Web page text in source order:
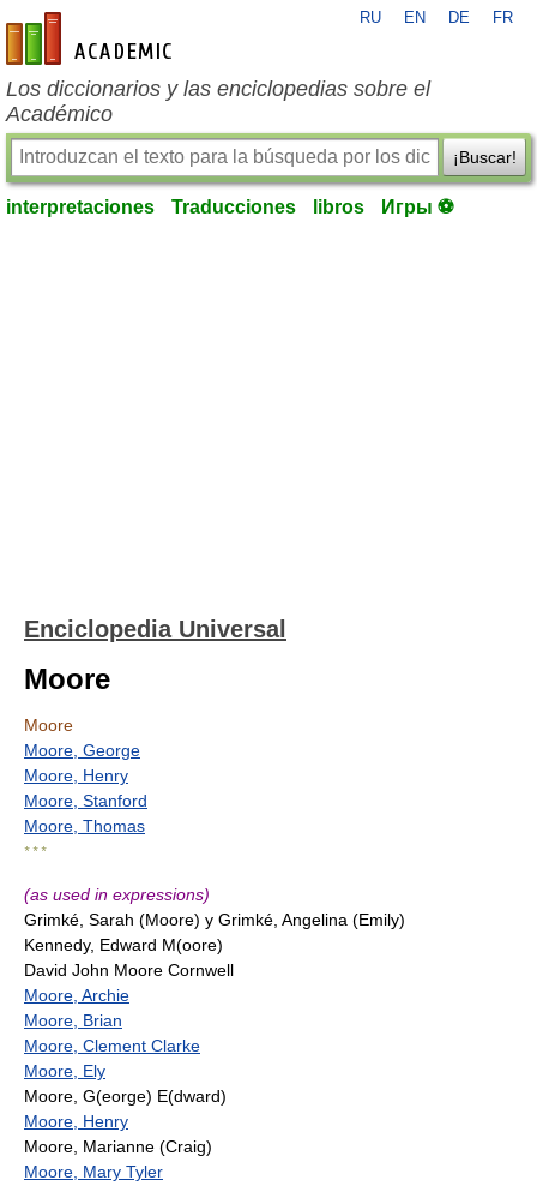
es-academic.com
RU EN DE FR
Los diccionarios y las enciclopedias sobre el
Académico
¡Buscar!
interpretaciones Traducciones libros Игры ⚽
Enciclopedia Universal
Moore
Moore
Moore, George
Moore, Henry
Moore, Stanford
Moore, Thomas
* * *
(as used in expressions)
Grimké, Sarah (Moore) y Grimké, Angelina (Emily)
Kennedy, Edward M(oore)
David John Moore Cornwell
Moore, Archie
Moore, Brian
Moore, Clement Clarke
Moore, Ely
Moore, G(eorge) E(dward)
Moore, Henry
Moore, Marianne (Craig)
Moore, Mary Tyler